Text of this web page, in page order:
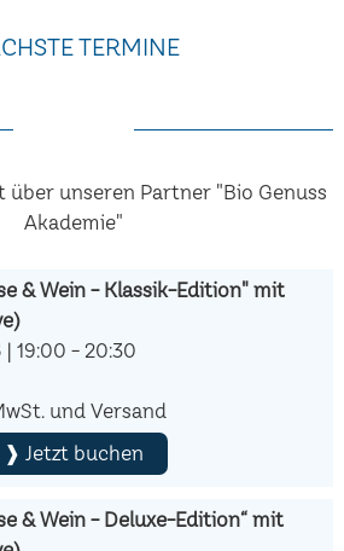
TERMINE
über unseren Partner "Bio Genuss
Akademie"
& Wein - Klassik-Edition" mit
| 19:00 - 20:30
und Versand
❱ Jetzt buchen
& Wein - Deluxe-Edition“ mit